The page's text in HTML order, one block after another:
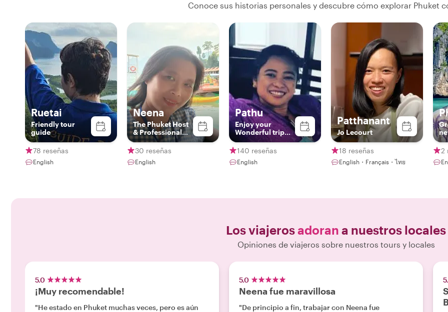
Conoce sus historias personales y descubre cómo explorar Phuket
Ruetai
Friend​ly​ tour​
guide​
78 reseñas
English
Neena
The Phuket Host
& Professional
Local Guide
30 reseñas
English
Pathu
Enjoy your
Wonderful trip
with me❤️
140 reseñas
English
Patthanant
Jo Lecourt
18 reseñas
English・Français・ไทย
2
Los viajerosadoran a nuestros locales
Opiniones de viajeros sobre nuestros tours y locales
5.0
¡Muy recomendable!
"He estado en Phuket muchas veces, pero es aún
5.0
Neena fue maravillosa
"De principio a fin, trabajar con Neena fue